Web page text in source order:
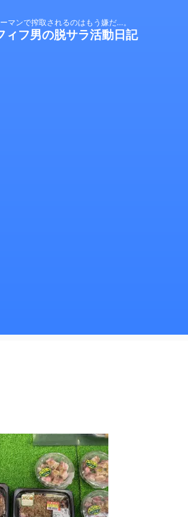
マンで搾取されるのはもう嫌だ…。
ィフ男の脱サラ活動日記